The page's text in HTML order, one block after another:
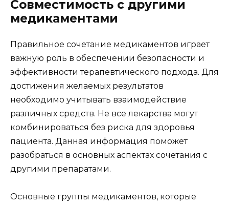
Совместимость с другими
медикаментами
Правильное сочетание медикаментов играет
важную роль в обеспечении безопасности и
эффективности терапевтического подхода. Для
достижения желаемых результатов
необходимо учитывать взаимодействие
различных средств. Не все лекарства могут
комбинироваться без риска для здоровья
пациента. Данная информация поможет
разобраться в основных аспектах сочетания с
другими препаратами.
Основные группы медикаментов, которые